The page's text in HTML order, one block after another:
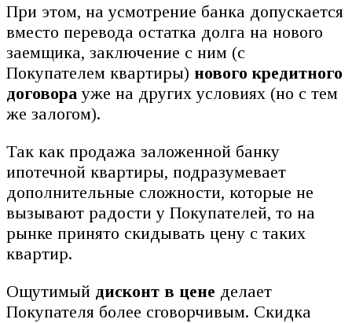
При этом, на усмотрение банка допускается
вместо перевода остатка долга на нового
заемщика, заключение с ним (с
Покупателем квартиры) нового кредитного
договора уже на других условиях (но с тем
же залогом).
Так как продажа заложенной банку
ипотечной квартиры, подразумевает
дополнительные сложности, которые не
вызывают радости у Покупателей, то на
рынке принято скидывать цену с таких
квартир.
Ощутимый дисконт в цене делает
Покупателя более сговорчивым. Скидка